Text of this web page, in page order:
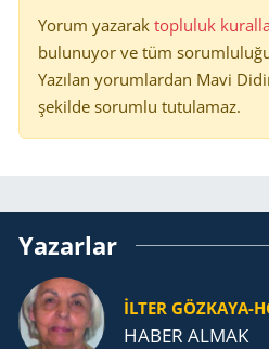
Yorum yazarak topluluk
bulunuyor ve tüm
Yazılan yorumlardan Mavi
şekilde sorumlu tutulamaz.
Yazarlar
İLTER GÖZKAYA-
HABER ALMAK